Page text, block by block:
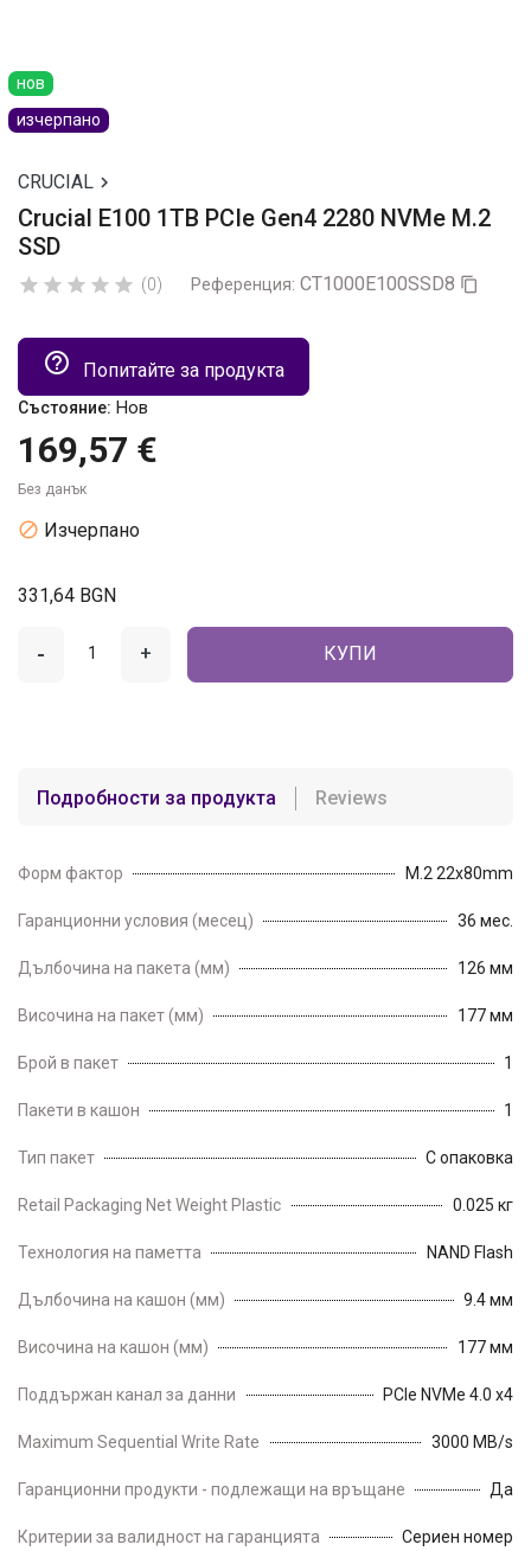
нов
изчерпано
CRUCIAL 
Crucial E100 1TB PCIe Gen4 2280 NVMe M.2
SSD
     (0) Референция: CT1000E100SSD8 
help_outline Попитайте за продукта
Състояние: Нов
169,57 €
Без данък
 Изчерпано
331,64 BGN
- + КУПИ
Подробности за продукта Reviews
Форм фактор M.2 22x80mm
Гаранционни условия (месец) 36 мес.
Дълбочина на пакета (мм) 126 мм
Височина на пакет (мм) 177 мм
Брой в пакет 1
Пакети в кашон 1
Тип пакет С опаковка
Retail Packaging Net Weight Plastic 0.025 кг
Технология на паметта NAND Flash
Дълбочина на кашон (мм) 9.4 мм
Височина на кашон (мм) 177 мм
Поддържан канал за данни PCIe NVMe 4.0 x4
Maximum Sequential Write Rate 3000 MB/s
Гаранционни продукти - подлежащи на връщане Да
Критерии за валидност на гаранцията Сериен номер